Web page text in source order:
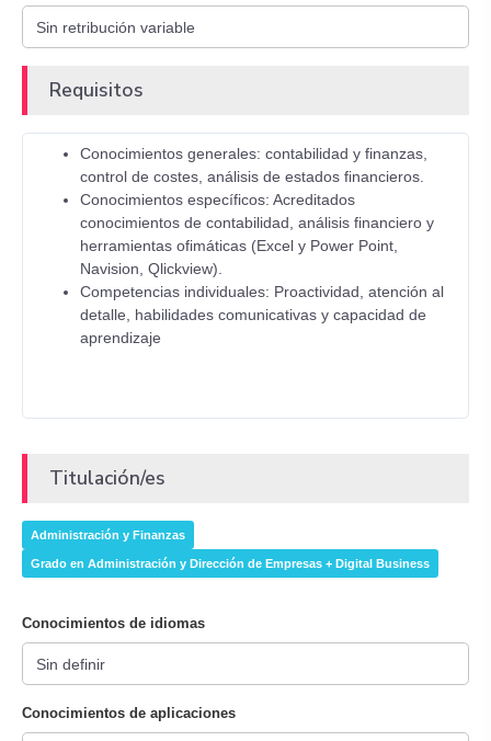
Requisitos
Conocimientos generales: contabilidad y finanzas,
control de costes, análisis de estados financieros.
Conocimientos específicos: Acreditados
conocimientos de contabilidad, análisis financiero y
herramientas ofimáticas (Excel y Power Point,
Navision, Qlickview).
Competencias individuales: Proactividad, atención al
detalle, habilidades comunicativas y capacidad de
aprendizaje
Titulación/es
Administración y Finanzas
Grado en Administración y Dirección de Empresas + Digital Business
Conocimientos de idiomas
Conocimientos de aplicaciones